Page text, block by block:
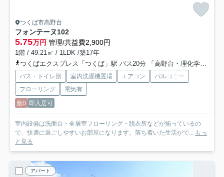
つくば市高野台
フォンテーヌ102
5.75万円 管理/共益費2,900円
1階 / 49.21㎡ / 1LDK /築17年
つくばエクスプレス「つくば」駅 バス20分 「高野台・理化学研究所」 停歩3分
バス・トイレ別 室内洗濯機置場 エアコン
バルコニー
フローリング
電気有
敷0 即入居可
室内設備は洗面台・全居室フローリング・脱衣所などが揃っているの
で、快適に過ごしやすいお部屋になります。落ち着いた生活がで... もっ
と見る
アパート